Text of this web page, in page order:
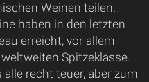
Weinen teilen.
haben in den letzten
erreicht, vor allem
Spitzeklasse.
recht teuer, aber zum